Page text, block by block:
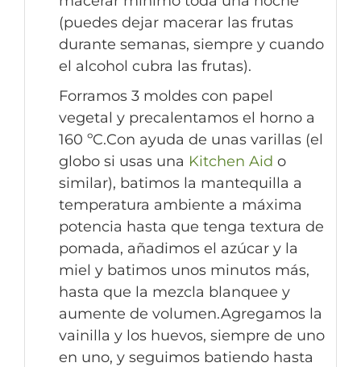
(puedes dejar macerar las frutas
durante semanas, siempre y cuando
el alcohol cubra las frutas).
Forramos 3 moldes con papel
vegetal y precalentamos el horno a
160 ºC.Con ayuda de unas varillas (el
globo si usas una Kitchen Aid o
similar), batimos la mantequilla a
temperatura ambiente a máxima
potencia hasta que tenga textura de
pomada, añadimos el azúcar y la
miel y batimos unos minutos más,
hasta que la mezcla blanquee y
aumente de volumen.Agregamos la
vainilla y los huevos, siempre de uno
en uno, y seguimos batiendo hasta